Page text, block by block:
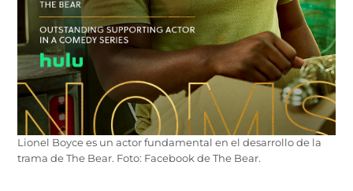
Lionel Boyce es un actor fundamental en el desarrollo de la
trama de The Bear. Foto: Facebook de The Bear.